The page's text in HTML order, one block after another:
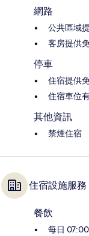
網路
公共區域
客房提供
停車
住宿提供
住宿車位
其他資訊
禁煙住宿
住宿設施服務
餐飲
每日